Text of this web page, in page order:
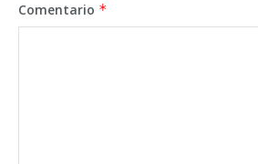
Comentario *